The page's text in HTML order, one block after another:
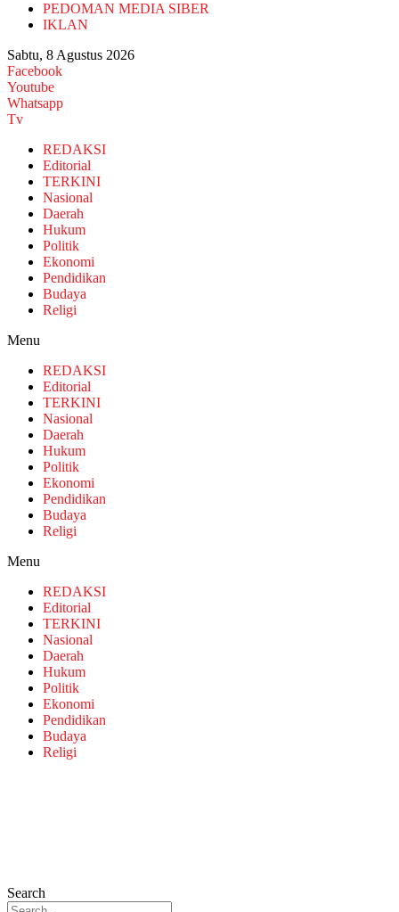
PEDOMAN MEDIA SIBER
IKLAN
Sabtu, 8 Agustus 2026
Facebook
Youtube
Whatsapp
Tv
REDAKSI
Editorial
TERKINI
Nasional
Daerah
Hukum
Politik
Ekonomi
Pendidikan
Budaya
Religi
Menu
REDAKSI
Editorial
TERKINI
Nasional
Daerah
Hukum
Politik
Ekonomi
Pendidikan
Budaya
Religi
Menu
REDAKSI
Editorial
TERKINI
Nasional
Daerah
Hukum
Politik
Ekonomi
Pendidikan
Budaya
Religi
Search